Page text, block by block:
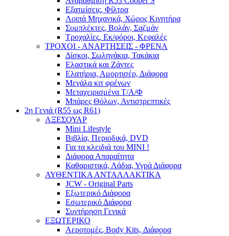
Εξατμίσεις, Φίλτρα
Λοιπά Μηχανικά, Χώρος Κινητήρα
Συμπλέκτες, Βολάν, Σαζμάν
Τροχαλίες, Εκ/φόροι, Κεφαλές
ΤΡΟΧΟΙ - ΑΝΑΡΤΗΣΕΙΣ - ΦΡΕΝΑ
Δίσκοι, Σωληνάκια, Τακάκια
Ελαστικά και Ζάντες
Ελατήρια, Αμορτισέρ, Διάφορα
Μεγάλα κιτ φρένων
Μεταχειρισμένα Τ/Α/Φ
Μπάρες Θόλων, Αντιστρεπτικές
2η Γενιά (R55 ως R61)
ΑΞΕΣΟΥΑΡ
Mini Lifestyle
Βιβλία, Περιοδικά, DVD
Για τα κλειδιά του MINI !
Διάφορα Απαραίτητα
Καθαριστικά, Λάδια, Υγρά Διάφορα
ΑΥΘΕΝΤΙΚΑ ΑΝΤΑΛΛΑΚΤΙΚΑ
JCW - Original Parts
Εξωτερικό Διάφορα
Εσωτερικό Διάφορα
Συντήρηση Γενικά
ΕΞΩΤΕΡΙΚΟ
Αεροτομές, Body Kits, Διάφορα